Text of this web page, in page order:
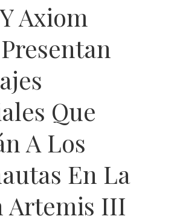
Axiom
Que
A Los
En La
Artemis III